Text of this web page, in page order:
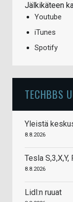
Jälkikäteen
Youtube
iTunes
Spotify
TECHBBS
Yleistä
8.8.2026
Tesla
8.8.2026
Lidl:n ruuat